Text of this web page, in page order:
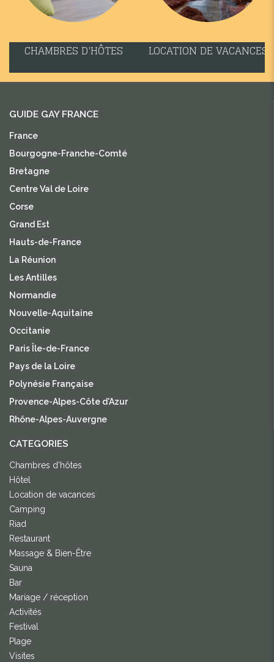
CHAMBRES D'HÔTES LOCATION DE VACANCES
GUIDE GAY FRANCE
France
Bourgogne-Franche-Comté
Bretagne
Centre Val de Loire
Corse
Grand Est
Hauts-de-France
La Réunion
Les Antilles
Normandie
Nouvelle-Aquitaine
Occitanie
Paris Île-de-France
Pays de la Loire
Polynésie Française
Provence-Alpes-Côte d'Azur
Rhône-Alpes-Auvergne
CATEGORIES
Chambres d'hôtes
Hôtel
Location de vacances
Camping
Riad
Restaurant
Massage & Bien-Être
Sauna
Bar
Mariage / réception
Activités
Festival
Plage
Visites